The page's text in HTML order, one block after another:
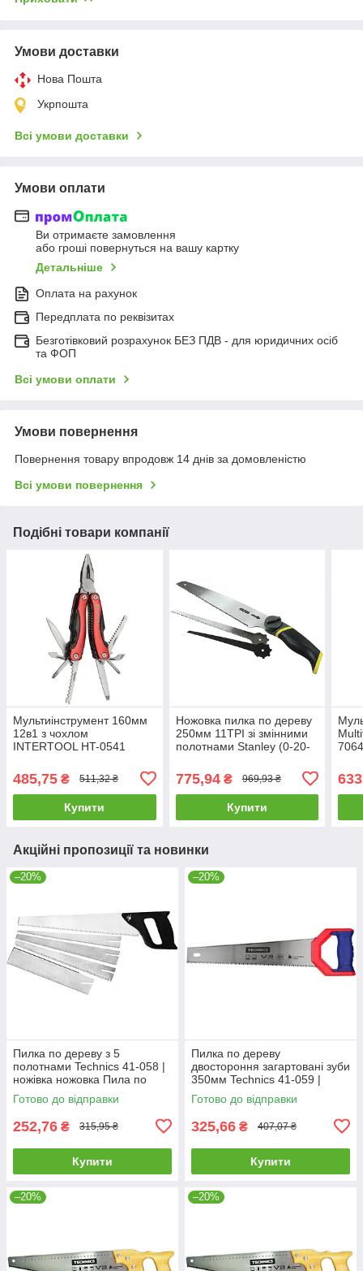
Умови доставки
Нова Пошта
Укрпошта
Всі умови доставки
Умови оплати
Ви отримаєте замовлення
або гроші повернуться на вашу картку
Детальніше
Оплата на рахунок
Передплата по реквізитах
Безготівковий розрахунок БЕЗ ПДВ - для юридичних осіб
та ФОП
Всі умови оплати
Умови повернення
Повернення товару впродовж 14 днів за домовленістю
Всі умови повернення
Подібні товари компанії
Мультиінструмент 160мм
12в1 з чохлом
INTERTOOL HT-0541
485,75 ₴ 511,32 ₴
Купити
Ножовка пилка по дереву
250мм 11TPI зі змінними
полотнами Stanley (0-20-
775,94₴ 969,93 ₴
Купити
Акційні пропозиції та новинки
–20%
Пилка по дереву з 5
полотнами Technics 41-058 |
ножівка ножовка Пила по
дереву с 5 полотнами
Technics
Готово до відправки
252,76 ₴ 315,95 ₴
Купити
–20%
Пилка по дереву
двостороння загартовані зуби
350мм Technics 41-059 |
пилка ножівка ножовка
Ножовка по дереву
Готово до відправки
325,66 ₴ 407,07 ₴
Купити
–20% –20%